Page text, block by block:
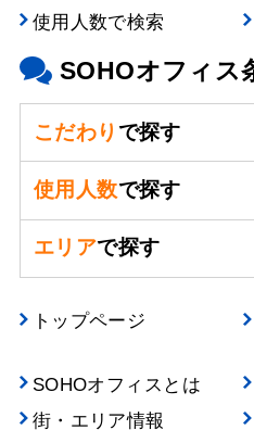
使用人数で検索
SOHOオフィス
こだわり で探す
使用人数で探す
エリアで探す
トップページ
SOHOオフィスとは
街・エリア情報